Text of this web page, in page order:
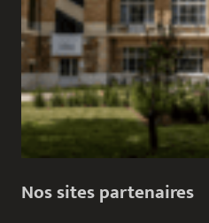
Nos sites partenaires